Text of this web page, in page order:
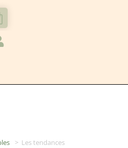
> Les tendances